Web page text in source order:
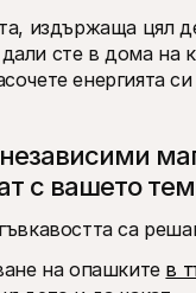
издържаща цял
сте в дома на
енергията
с вашето
са
на опашките в